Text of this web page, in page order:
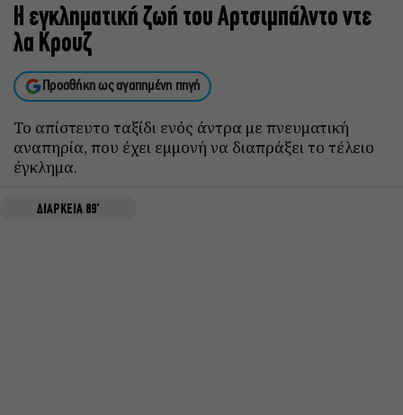
Η εγκληματική ζωή του Αρτσιμπάλντο ντε
λα Κρουζ
Προσθήκη ως αγαπημένη πηγή
Το απίστευτο ταξίδι ενός άντρα με πνευματική
αναπηρία, που έχει εμμονή να διαπράξει το τέλειο
έγκλημα.
ΔΙΑΡΚΕΙΑ 89'